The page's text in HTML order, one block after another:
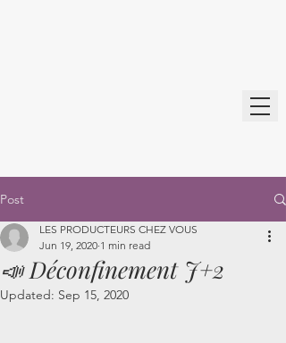
Post
📣 Déconfinement J+2
LES PRODUCTEURS CHEZ VOUS
Jun 19, 2020 1 min read
Updated: Sep 15, 2020